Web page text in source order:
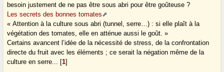
besoin justement de ne pas être sous abri pour être goûteuse ?
Les secrets des bonnes tomates
« Attention à la culture sous abri (tunnel, serre…) : si elle plaît à la
végétation des tomates, elle en atténue aussi le goût. »
Certains avancent l’idée de la nécessité de stress, de la confrontation
directe du fruit avec les éléments ; ce serait la négation même de la
culture en serre... [1]